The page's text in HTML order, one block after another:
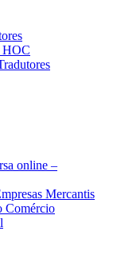
HOC
online –
Mercantis
Comércio